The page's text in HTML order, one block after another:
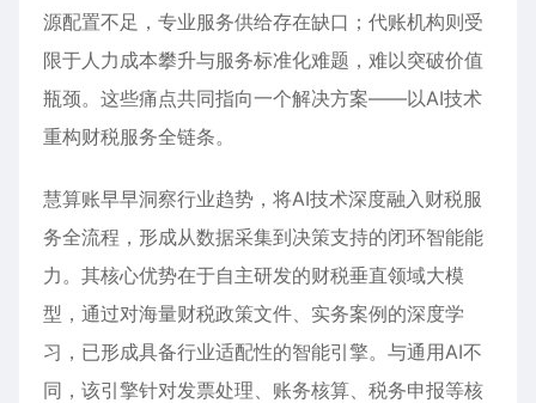
源配置不足，专业服务供给存在缺口；代账机构则受
限于人力成本攀升与服务标准化难题，难以突破价值
瓶颈。这些痛点共同指向一个解决方案——以AI技术
重构财税服务全链条。
慧算账早早洞察行业趋势，将AI技术深度融入财税服
务全流程，形成从数据采集到决策支持的闭环智能能
力。其核心优势在于自主研发的财税垂直领域大模
型，通过对海量财税政策文件、实务案例的深度学
习，已形成具备行业适配性的智能引擎。与通用AI不
同，该引擎针对发票处理、账务核算、税务申报等核